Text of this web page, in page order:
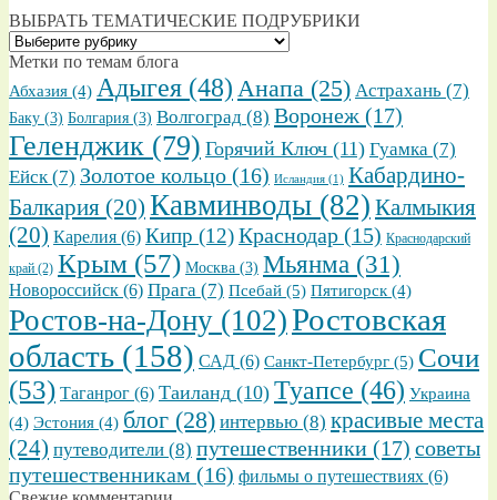
ВЫБРАТЬ ТЕМАТИЧЕСКИЕ ПОДРУБРИКИ
ВЫБРАТЬ
ТЕМАТИЧЕСКИЕ
ПОДРУБРИКИ
Метки по темам блога
Абхазия (4) Адыгея (48) Анапа (25) Астрахань (7)
Баку (3) Болгария (3) Волгоград (8) Воронеж (17)
Геленджик (79) Горячий Ключ (11) Гуамка (7)
Ейск (7) Золотое кольцо (16) Исландия (1) Кабардино-
Балкария (20) Кавминводы (82) Калмыкия
(20) Карелия (6) Кипр (12)Краснодар (15) Краснодарский
край (2) Крым (57) Москва (3) Мьянма (31)
Новороссийск (6) Прага (7) Псебай (5) Пятигорск (4)
Ростов-на-Дону (102)Ростовская
область (158) САД (6) Санкт-Петербург (5) Сочи
(53) Таганрог (6) Таиланд (10) Туапсе (46) Украина
(4) Эстония (4) блог (28) интервью (8) красивые места
(24) путеводители (8) путешественники (17) советы
путешественникам (16) фильмы о путешествиях (6)